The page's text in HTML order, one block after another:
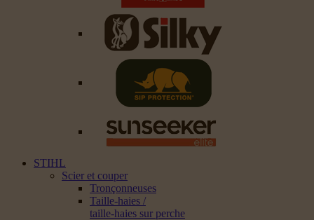
STIHL
Scier et couper
Tronçonneuses
Taille-haies /
taille-haies sur perche